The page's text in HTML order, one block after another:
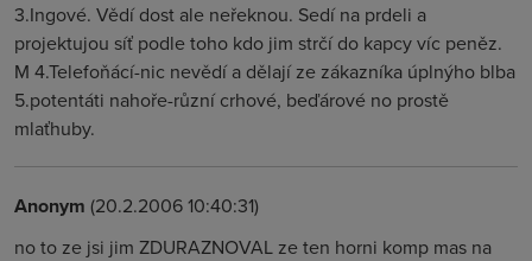
3.Ingové. Vědí dost ale neřeknou. Sedí na prdeli a
projektujou síť podle toho kdo jim strčí do kapcy víc peněz.
M 4.Telefoňácí-nic nevědí a dělají ze zákazníka úplnýho blba
5.potentáti nahoře-různí crhové, beďárové no prostě
mlaťhuby.
Anonym (20.2.2006 10:40:31)
no to ze jsi jim ZDURAZNOVAL ze ten horni komp mas na